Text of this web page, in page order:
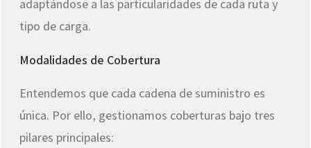
adaptándose a las particularidades de cada ruta y
tipo de carga.
Modalidades de Cobertura
Entendemos que cada cadena de suministro es
única. Por ello, gestionamos coberturas bajo tres
pilares principales: